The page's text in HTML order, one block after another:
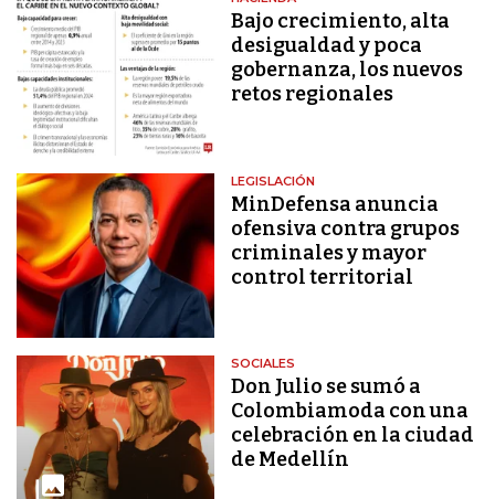
Bajo crecimiento, alta
desigualdad y poca
gobernanza, los nuevos
retos regionales
LEGISLACIÓN
MinDefensa anuncia
ofensiva contra grupos
criminales y mayor
control territorial
SOCIALES
Don Julio se sumó a
Colombiamoda con una
celebración en la ciudad
de Medellín